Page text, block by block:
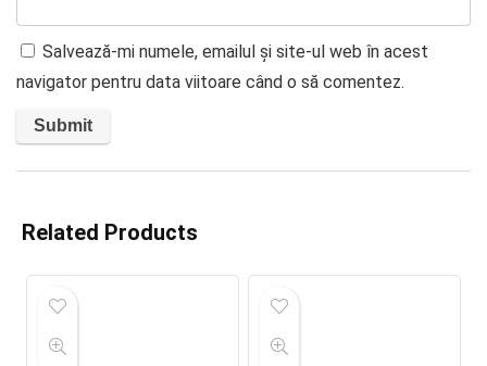
Salvează-mi numele, emailul și site-ul web în acest
navigator pentru data viitoare când o să comentez.
Related Products